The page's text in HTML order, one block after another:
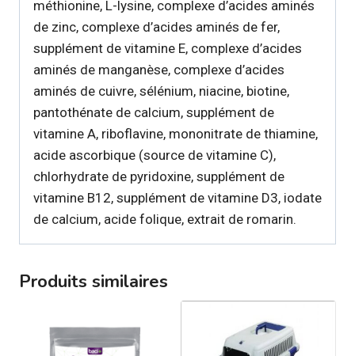
méthionine, L-lysine, complexe d’acides aminés
de zinc, complexe d’acides aminés de fer,
supplément de vitamine E, complexe d’acides
aminés de manganèse, complexe d’acides
aminés de cuivre, sélénium, niacine, biotine,
pantothénate de calcium, supplément de
vitamine A, riboflavine, mononitrate de thiamine,
acide ascorbique (source de vitamine C),
chlorhydrate de pyridoxine, supplément de
vitamine B12, supplément de vitamine D3, iodate
de calcium, acide folique, extrait de romarin.
Produits similaires